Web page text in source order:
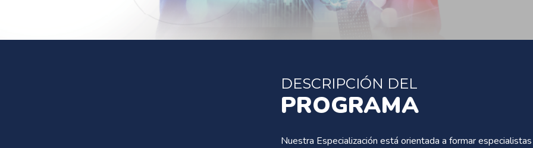
DESCRIPCIÓN DEL
PROGRAMA
Nuestra Especialización está orientada a formar